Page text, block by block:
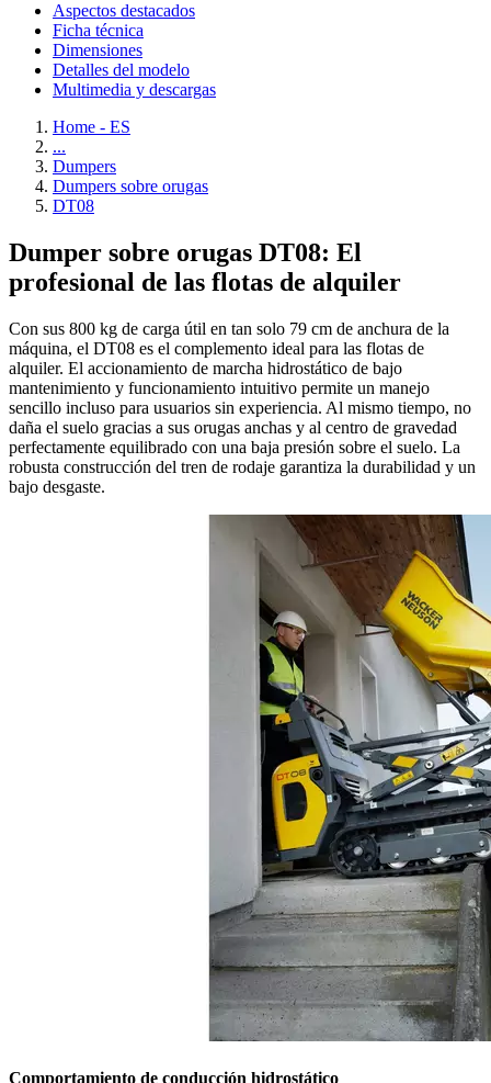
Aspectos destacados
Ficha técnica
Dimensiones
Detalles del modelo
Multimedia y descargas
Home - ES
...
Dumpers
Dumpers sobre orugas
DT08
Dumper sobre orugas DT08: El
profesional de las flotas de alquiler
Con sus 800 kg de carga útil en tan solo 79 cm de anchura de la
máquina, el DT08 es el complemento ideal para las flotas de
alquiler. El accionamiento de marcha hidrostático de bajo
mantenimiento y funcionamiento intuitivo permite un manejo
sencillo incluso para usuarios sin experiencia. Al mismo tiempo, no
daña el suelo gracias a sus orugas anchas y al centro de gravedad
perfectamente equilibrado con una baja presión sobre el suelo. La
robusta construcción del tren de rodaje garantiza la durabilidad y un
bajo desgaste.
Comportamiento de conducción hidrostático